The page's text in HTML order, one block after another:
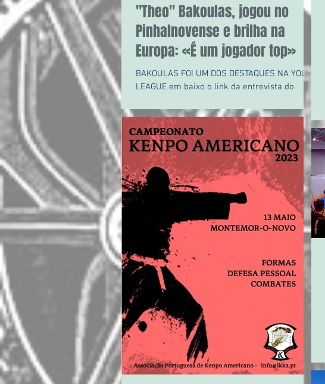
"Theo" Bakoulas, jogou no
Pinhalnovense e brilha na
Europa: «É um jogador top»
BAKOULAS FOI UM DOS DESTAQUES NA YOUTH
LEAGUE em baixo o link da entrevista do
sobre o Theofanis...